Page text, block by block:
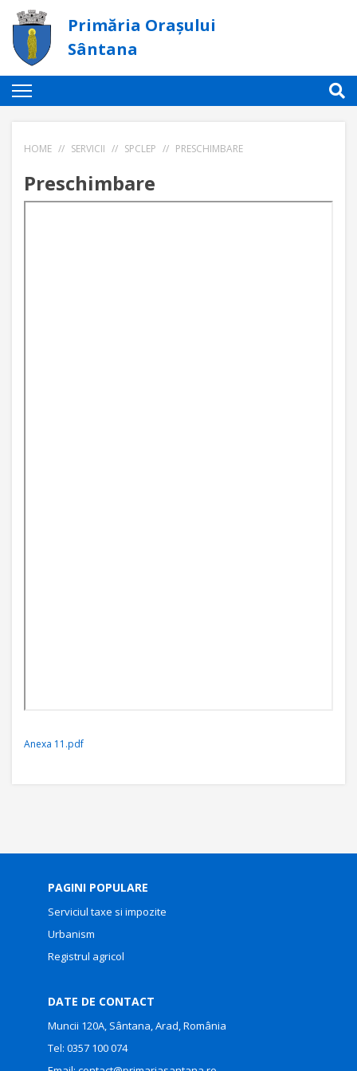
Primăria Orașului
Sântana
HOME // SERVICII // SPCLEP // PRESCHIMBARE
Preschimbare
Anexa 11.pdf
PAGINI POPULARE
Serviciul taxe si impozite
Urbanism
Registrul agricol
DATE DE CONTACT
Muncii 120A, Sântana, Arad, România
Tel: 0357 100 074